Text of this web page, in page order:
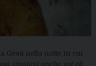
Gesù nella notte in cui
amatevi anche voi gli